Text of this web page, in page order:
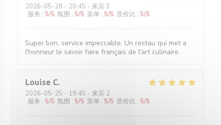
2026-05-28 - 20:45 - 来宾 3
服务 : 5/5 氛围 : 5/5 菜单 : 5/5 质价比 : 5/5
Super bon, service impeccable. Un restau qui met a
l'honneur le savoir faire français de l'art culinaire.
Louise C
2026-05-25 - 19:45 - 来宾 2
服务 : 5/5 氛围 : 5/5 菜单 : 5/5 质价比 : 5/5